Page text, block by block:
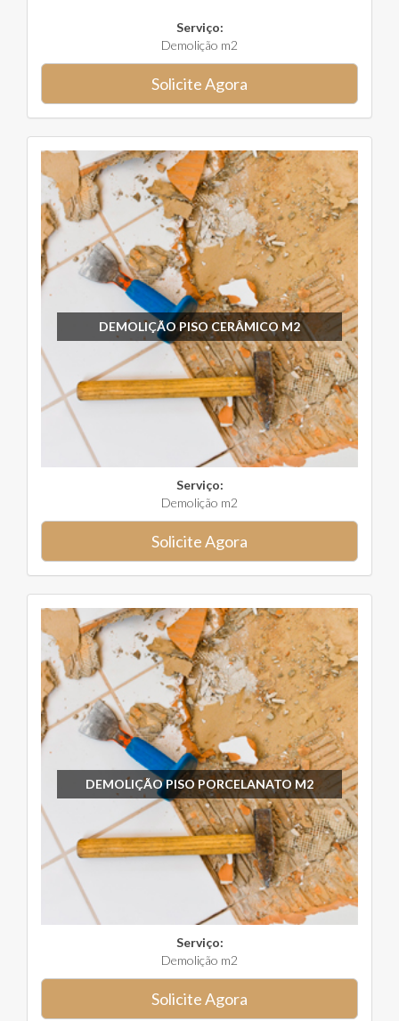
Serviço:
Demolição m2
Solicite Agora
DEMOLIÇÃO PISO CERÂMICO M2
Serviço:
Demolição m2
Solicite Agora
DEMOLIÇÃO PISO PORCELANATO M2
Serviço:
Demolição m2
Solicite Agora